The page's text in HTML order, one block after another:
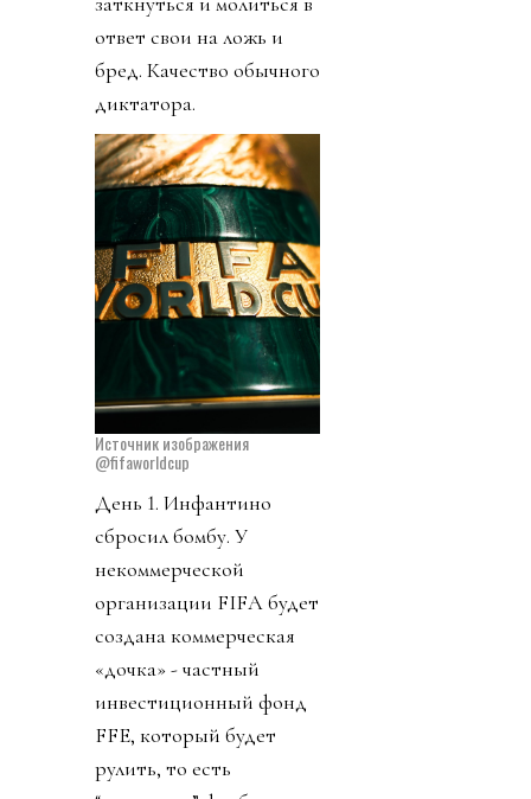
ответ свои на ложь и
бред. Качество обычного
диктатора.
Источник изображения
@fifaworldcup
День 1. Инфантино
сбросил бомбу. У
некоммерческой
организации FIFA будет
создана коммерческая
«дочка» - частный
инвестиционный фонд
FFE, который будет
рулить, то есть